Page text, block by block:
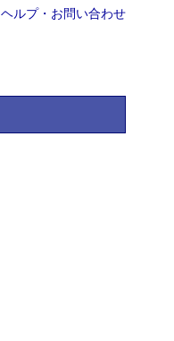
ヘルプ・お問い合わせ